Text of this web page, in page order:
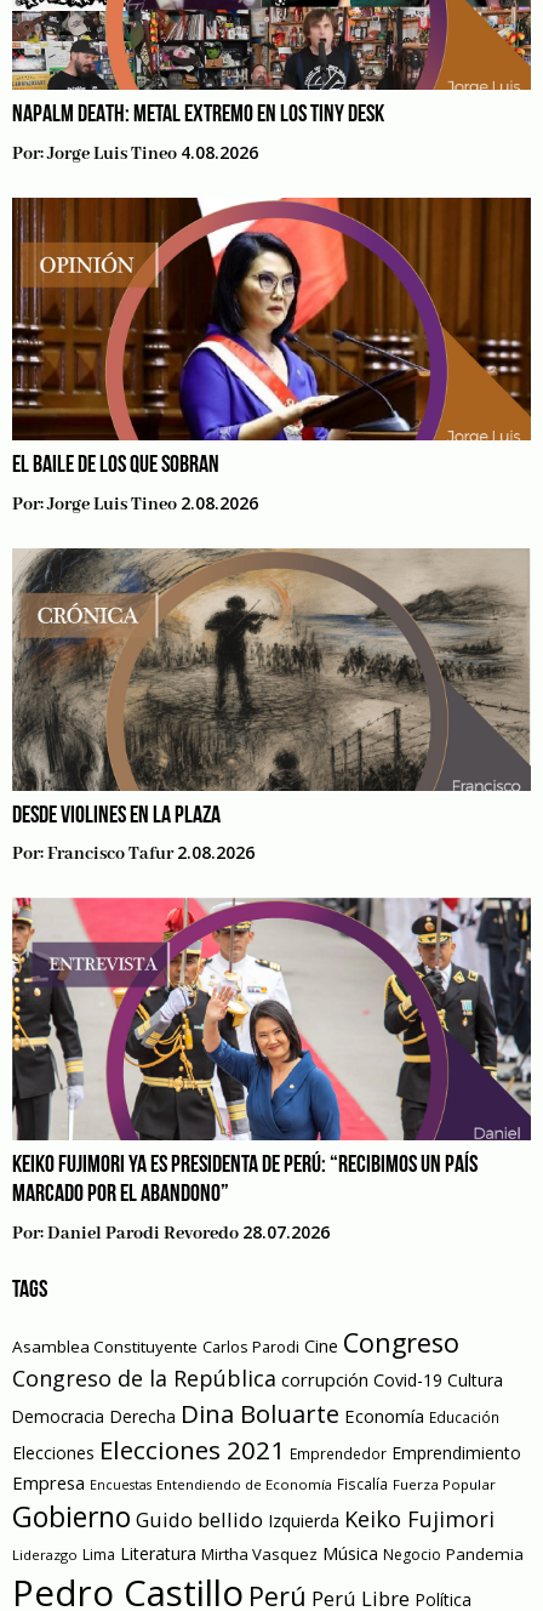
NAPALM DEATH: METAL EXTREMO EN LOS TINY DESK
Por:Jorge Luis Tineo 4.08.2026
EL BAILE DE LOS QUE SOBRAN
Por:Jorge Luis Tineo 2.08.2026
DESDE VIOLINES EN LA PLAZA
Por:Francisco Tafur 2.08.2026
KEIKO FUJIMORI YA ES PRESIDENTA DE PERÚ: “RECIBIMOS UN PAÍS
MARCADO POR EL ABANDONO”
Por:Daniel Parodi Revoredo 28.07.2026
TAGS
Asamblea Constituyente Carlos Parodi Cine Congreso
Congreso de la República corrupción Covid-19 Cultura
Democracia Derecha Dina Boluarte Economía Educación
Elecciones Elecciones 2021 Emprendedor Emprendimiento
Empresa Encuestas Entendiendo de Economía Fiscalía Fuerza Popular
Gobierno Guido bellido Izquierda Keiko Fujimori
Liderazgo Lima Literatura Mirtha Vasquez Música Negocio Pandemia
Pedro Castillo Perú Perú Libre Política